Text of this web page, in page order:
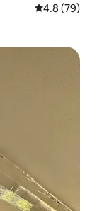
평점 4.8점(5
4.8 (79)